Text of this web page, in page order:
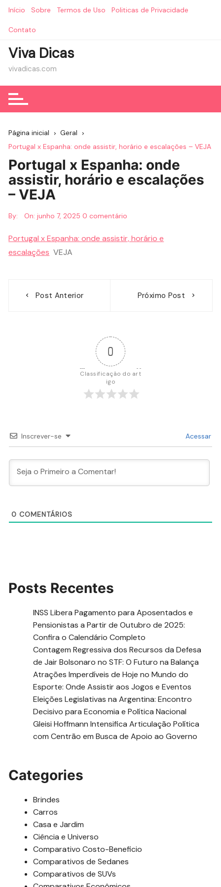
Início Sobre Termos de Uso Politicas de Privacidade
Contato
Viva Dicas
vivadicas.com
Página inicial
Geral
Portugal x Espanha: onde assistir, horário e escalações – VEJA
Portugal x Espanha: onde
assistir, horário e escalações
– VEJA
By: On:junho 7, 2025 0 comentário
Portugal x Espanha: onde assistir, horário e
escalações VEJA
Post Anterior Próximo Post
0
Classificação do art
igo
Inscrever-se Acessar
0 COMENTÁRIOS
Posts Recentes
INSS Libera Pagamento para Aposentados e
Pensionistas a Partir de Outubro de 2025:
Confira o Calendário Completo
Contagem Regressiva dos Recursos da Defesa
de Jair Bolsonaro no STF: O Futuro na Balança
Atrações Imperdíveis de Hoje no Mundo do
Esporte: Onde Assistir aos Jogos e Eventos
Eleições Legislativas na Argentina: Encontro
Decisivo para Economia e Política Nacional
Gleisi Hoffmann Intensifica Articulação Política
com Centrão em Busca de Apoio ao Governo
Categories
Brindes
Carros
Casa e Jardim
Ciência e Universo
Comparativo Costo-Beneficio
Comparativos de Sedanes
Comparativos de SUVs